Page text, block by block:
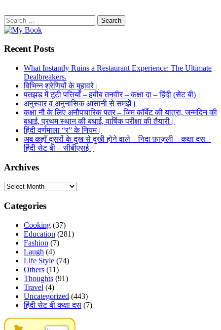
Search
for:
Recent Posts
What Instantly Ruins a Restaurant Experience: The Ultimate
Dealbreakers.
विभिन्न श्रेणियों के मुहावरे।
पतझड़ में टूटी पत्तियाँ – हबीब तनवीर – कक्षा दा – हिंदी (सेट बी)।
अनुस्वार व अनुनासिक आसानी से समझें।
कक्षा नौ के लिए अनौपचारिक पत्र – जिम कॉर्बेट की यात्रा, जन्मदिन की
बधाई, प्रथम स्थान की बधाई, वार्षिक परीक्षा की तैयारी।
हिंदी वर्णमाला “र” के नियम।
अब कहाँ दूसरों के दुख से दुखी होने वाले – निदा फ़ाज़ली – कक्षा दस –
हिंदी सेट बी – सीबीएसई।
Archives
Archives
Categories
Cooking (37)
Education (281)
Fashion (7)
Laugh (4)
Life Style (74)
Others (11)
Thoughts (91)
Travel (4)
Uncategorized (443)
हिंदी सेट बी कक्षा दस (7)